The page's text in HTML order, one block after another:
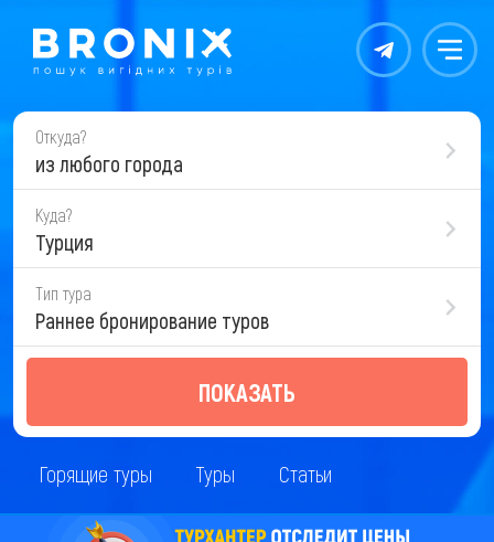
Контакты Меню
Откуда?
из любого города
Куда?
Турция
Тип тура
Раннее бронирование туров
ПОКАЗАТЬ
Горящие туры Туры Статьи